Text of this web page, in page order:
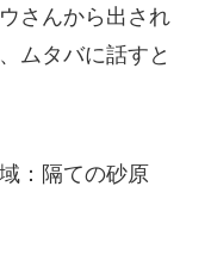
さんから出され
ムタバに話すと
：隔ての砂原